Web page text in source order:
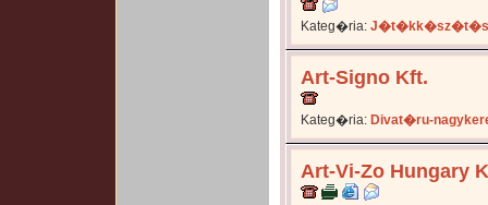
Kateg�ria: J�t�kk�sz�t�s
Art-Signo Kft.
Kateg�ria: Divat�ru-
Art-Vi-Zo Hungary